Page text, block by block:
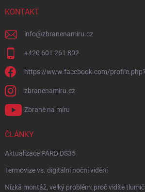
KONTAKT
info@zbranenamiru.cz
+420 601 261 802
https://www.facebook.com/
zbranenamiru.cz
Zbraně na míru
ČLÁNKY
Aktualizace PARD DS35
Termovize vs. digitální noční vidění
Nízká montáž, velký problém: proč vidíte